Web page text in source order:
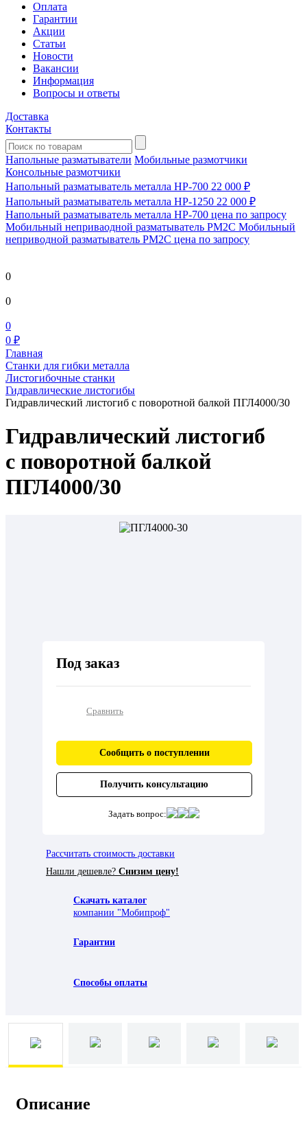
Оплата
Гарантии
Акции
Статьи
Новости
Вакансии
Информация
Вопросы и ответы
Доставка
Контакты
Напольные разматыватели Мобильные размотчики
Консольные размотчики
Напольный разматыватель металла HP-700 22 000 ₽
Напольный разматыватель металла HP-1250 22 000 ₽
Напольный разматыватель металла HP-700 цена по запросу
Мобильный непривaодной разматыватель РМ2С Мобильный
неприводной разматыватель РМ2С цена по запросу
0
0
0
0 ₽
Главная
Станки для гибки металла
Листогибочные станки
Гидравлические листогибы
Гидравлический листогиб с поворотной балкой ПГЛ4000/30
Гидравлический листогиб
с поворотной балкой
ПГЛ4000/30
Под заказ
Сравнить
Сообщить о поступлении
Получить консультацию
Задать вопрос:
Рассчитать стоимость доставки
Нашли дешевле? Снизим цену!
Скачать каталог
компании "Мобипроф"
Гарантии
Способы оплаты
Описание